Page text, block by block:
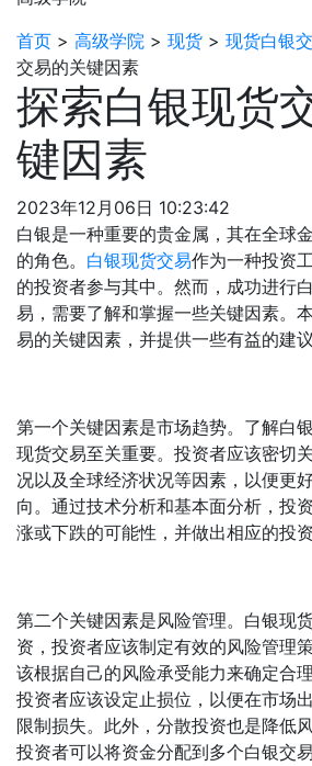
首页 > 高级学院 > 现货 > 现货白银
交易的关键因素
探索白银现货
键因素
2023年12月06日 10:23:42
白银是一种重要的贵金属，其在全球
的角色。 白银现货交易作为一种投资
的投资者参与其中。然而，成功进行
易，需要了解和掌握一些关键因素。
易的关键因素，并提供一些有益的建议
第一个关键因素是市场趋势。了解白
现货交易至关重要。投资者应该密切
况以及全球经济状况等因素，以便更
向。通过技术分析和基本面分析，投
涨或下跌的可能性，并做出相应的投资
第二个关键因素是风险管理。白银现
资，投资者应该制定有效的风险管理
该根据自己的风险承受能力来确定合
投资者应该设定止损位，以便在市场
限制损失。此外，分散投资也是降低
投资者可以将资金分配到多个白银交